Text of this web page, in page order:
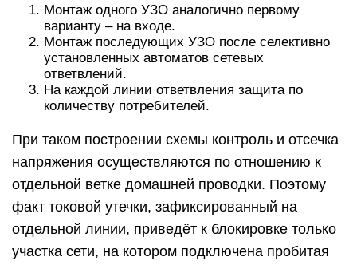
Монтаж одного УЗО аналогично первому
варианту – на входе.
Монтаж последующих УЗО после селективно
установленных автоматов сетевых
ответвлений.
На каждой линии ответвления защита по
количеству потребителей.
При таком построении схемы контроль и отсечка
напряжения осуществляются по отношению к
отдельной ветке домашней проводки. Поэтому
факт токовой утечки, зафиксированный на
отдельной линии, приведёт к блокировке только
участка сети, на котором подключена пробитая